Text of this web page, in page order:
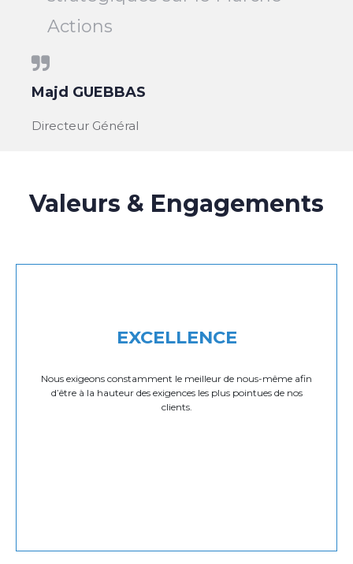
Actions
Majd GUEBBAS
Directeur Général
Valeurs & Engagements
EXCELLENCE
Nous exigeons constamment le meilleur de nous-même afin
d’être à la hauteur des exigences les plus pointues de nos
clients.